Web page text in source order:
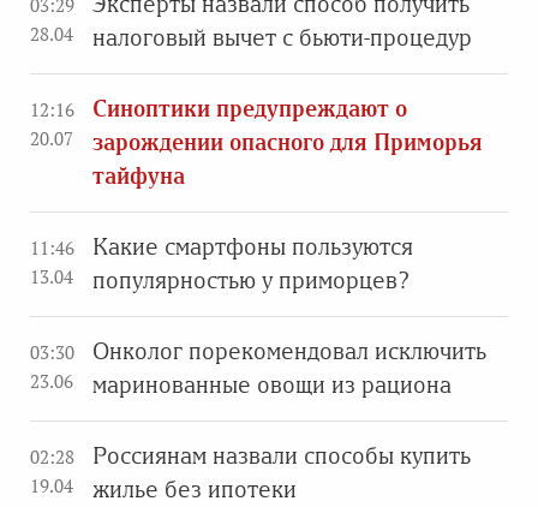
28.04
налоговый вычет с бьюти-процедур
12:16
20.07
Синоптики предупреждают о
зарождении опасного для Приморья
тайфуна
11:46
13.04
Какие смартфоны пользуются
популярностью у приморцев?
03:30
23.06
Онколог порекомендовал исключить
маринованные овощи из рациона
02:28
19.04
Россиянам назвали способы купить
жилье без ипотеки